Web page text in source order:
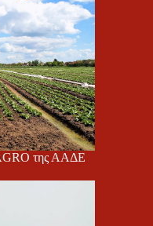
της ΑΑΔΕ